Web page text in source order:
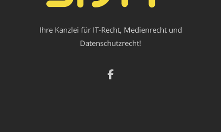
Ihre Kanzlei für IT-Recht, Medienrecht und
Datenschutzrecht!